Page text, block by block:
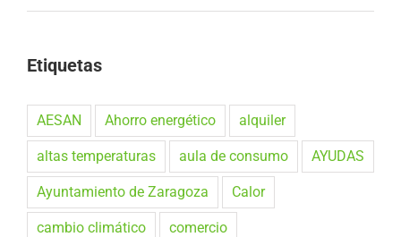
Etiquetas
AESAN Ahorro energético alquiler
altas temperaturas aula de consumo AYUDAS
Ayuntamiento de Zaragoza Calor
cambio climático comercio